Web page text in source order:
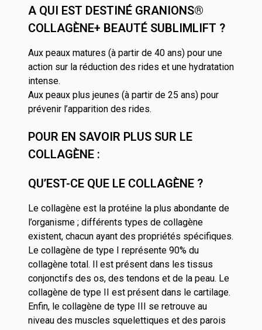
A QUI EST DESTINÉ GRANIONS®
COLLAGÈNE+ BEAUTÉ SUBLIMLIFT ?
Aux peaux matures (à partir de 40 ans) pour une
action sur la réduction des rides et une hydratation
intense.
Aux peaux plus jeunes (à partir de 25 ans) pour
prévenir l’apparition des rides.
POUR EN SAVOIR PLUS SUR LE
COLLAGÈNE :
QU’EST-CE QUE LE COLLAGÈNE ?
Le collagène est la protéine la plus abondante de
l’organisme ; différents types de collagène
existent, chacun ayant des propriétés spécifiques.
Le collagène de type I représente 90% du
collagène total. Il est présent dans les tissus
conjonctifs des os, des tendons et de la peau. Le
collagène de type II est présent dans le cartilage.
Enfin, le collagène de type III se retrouve au
niveau des muscles squelettiques et des parois